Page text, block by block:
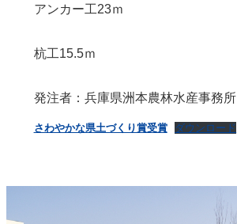
アンカー工23ｍ
杭工15.5ｍ
発注者：兵庫県洲本農林水産事務所
さわやかな県土づくり賞受賞 ダウンロード